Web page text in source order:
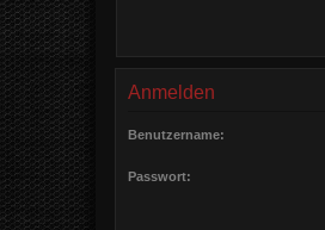
Anmelden
Benutzername:
Passwort: